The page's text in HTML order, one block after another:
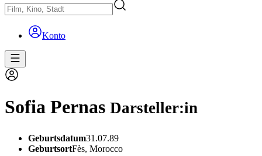
Konto
Sofia Pernas Darsteller:in
Geburtsdatum31.07.89
GeburtsortFès, Morocco